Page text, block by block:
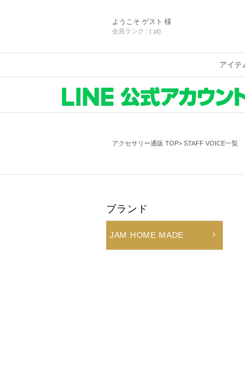
ようこそ ゲスト 様
会員ランク : ( pt)
アイテ
アクセサリー通販 TOP STAFF VOICE一覧
ブランド
JAM HOME MADE